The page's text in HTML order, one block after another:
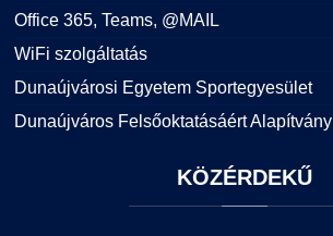
Office 365, Teams, @MAIL
WiFi szolgáltatás
Dunaújvárosi Egyetem Sportegyesület
Dunaújváros Felsőoktatásáért Alapítvány
KÖZÉRDEKŰ